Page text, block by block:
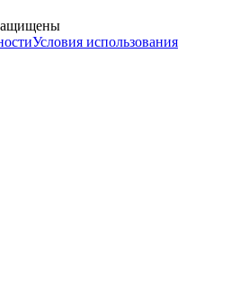
Условия использования